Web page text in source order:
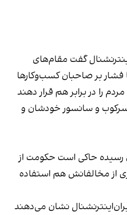
گفت مقام‌های
بر صاحبان کسب‌وکارها
را در برابر هم قرار دهند
سرکوب و سانسور خودشان و
رسیده حاکی است حکومت از
از مخالفانش هم استفاده
نشان می‌دهند